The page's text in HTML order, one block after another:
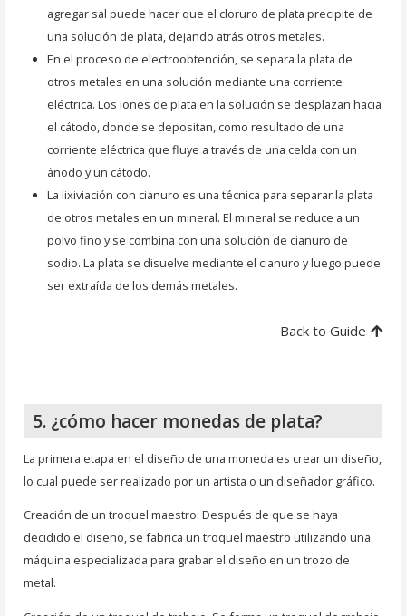
agregar sal puede hacer que el cloruro de plata precipite de
una solución de plata, dejando atrás otros metales.
En el proceso de electroobtención, se separa la plata de
otros metales en una solución mediante una corriente
eléctrica. Los iones de plata en la solución se desplazan hacia
el cátodo, donde se depositan, como resultado de una
corriente eléctrica que fluye a través de una celda con un
ánodo y un cátodo.
La lixiviación con cianuro es una técnica para separar la plata
de otros metales en un mineral. El mineral se reduce a un
polvo fino y se combina con una solución de cianuro de
sodio. La plata se disuelve mediante el cianuro y luego puede
ser extraída de los demás metales.
Back to Guide
5. ¿cómo hacer monedas de plata?
La primera etapa en el diseño de una moneda es crear un diseño,
lo cual puede ser realizado por un artista o un diseñador gráfico.
Creación de un troquel maestro: Después de que se haya
decidido el diseño, se fabrica un troquel maestro utilizando una
máquina especializada para grabar el diseño en un trozo de
metal.